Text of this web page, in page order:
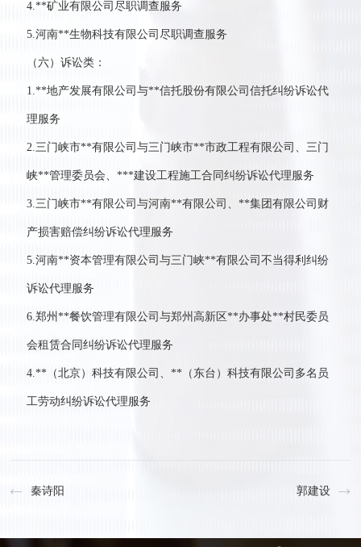
4.**矿业有限公司尽职调查服务
5.河南**生物科技有限公司尽职调查服务
（六）诉讼类：
1.**地产发展有限公司与**信托股份有限公司信托纠纷诉讼代
理服务
2.三门峡市**有限公司与三门峡市**市政工程有限公司、三门
峡**管理委员会、***建设工程施工合同纠纷诉讼代理服务
3.三门峡市**有限公司与河南**有限公司、**集团有限公司财
产损害赔偿纠纷诉讼代理服务
5.河南**资本管理有限公司与三门峡**有限公司不当得利纠纷
诉讼代理服务
6.郑州**餐饮管理有限公司与郑州高新区**办事处**村民委员
会租赁合同纠纷诉讼代理服务
4.**（北京）科技有限公司、**（东台）科技有限公司多名员
工劳动纠纷诉讼代理服务
秦诗阳 郭建设